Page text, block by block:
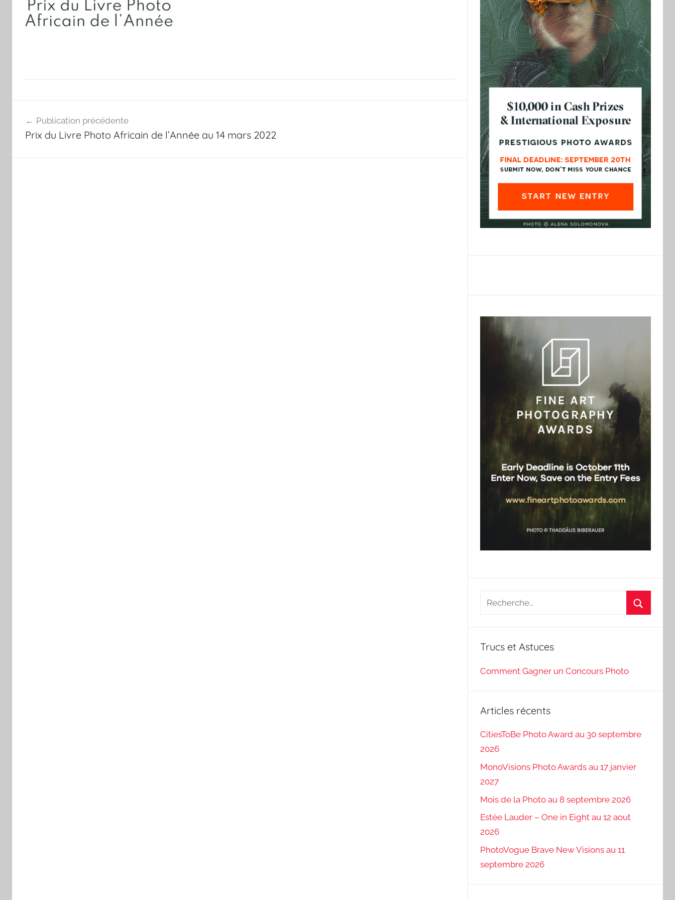
de
Publication précédente
Prix du Livre Photo Africain de l’Année au 14 mars 2022
Recherche
Trucs et Astuces
Comment Gagner un Concours Photo
Articles récents
CitiesToBe Photo Award au 30 septembre
2026
MonoVisions Photo Awards au 17 janvier
2027
Mois de la Photo au 8 septembre 2026
Estée Lauder – One in Eight au 12 aout
2026
PhotoVogue Brave New Visions au 11
septembre 2026